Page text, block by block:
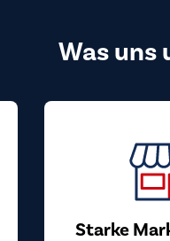
Was uns
Starke